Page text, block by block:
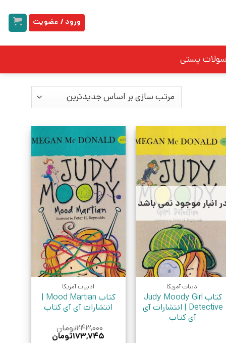
ورود / عضویت
پستی
انبار موجود نمی باشد
ادبیات آمریکا
کتاب Judy Moody Girl
Detective | انتشارات آی
آی کتاب
ادبیات آمریکا
کتاب Mood Martian |
انتشارات آی آی کتاب
۲۴۳,۰۰۰تومان
قیمت
۱۷۳,۷۴۵تومانقیمت